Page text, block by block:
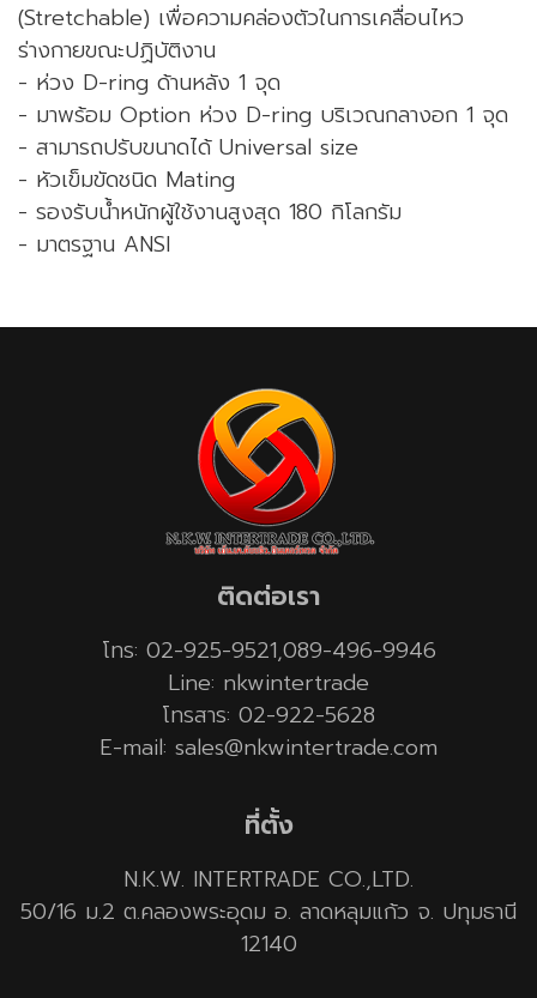
(Stretchable) เพื่อความคล่องตัวในการเคลื่อนไหว
ร่างกายขณะปฏิบัติงาน
- ห่วง D-ring ด้านหลัง 1 จุด
- มาพร้อม Option ห่วง D-ring บริเวณกลางอก 1 จุด
- สามารถปรับขนาดได้ Universal size
- หัวเข็มขัดชนิด Mating
- รองรับน้ำหนักผู้ใช้งานสูงสุด 180 กิโลกรัม
- มาตรฐาน ANSI
ติดต่อเรา
โทร: 02-925-9521,089-496-9946
Line: nkwintertrade
โทรสาร: 02-922-5628
E-mail: sales@nkwintertrade.com
ที่ตั้ง
N.K.W. INTERTRADE CO.,LTD.
50/16 ม.2 ต.คลองพระอุดม อ. ลาดหลุมแก้ว จ. ปทุมธานี
12140